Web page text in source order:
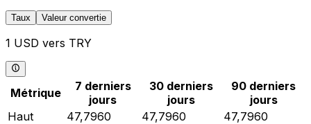
Taux Valeur convertie
1 USD vers TRY
Métrique
7 derniers
jours
30 derniers
jours
90 derniers
jours
Haut
47,7960 47,7960
47,7960